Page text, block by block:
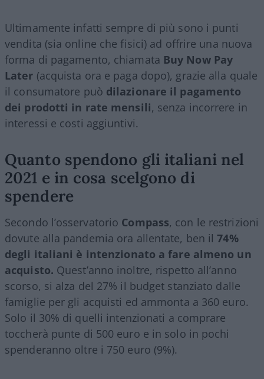
Ultimamente infatti sempre di più sono i punti
vendita (sia online che fisici) ad offrire una nuova
forma di pagamento, chiamata Buy Now Pay
Later (acquista ora e paga dopo), grazie alla quale
il consumatore può dilazionare il pagamento
dei prodotti in rate mensili, senza incorrere in
interessi e costi aggiuntivi.
Quanto spendono gli italiani nel
2021 e in cosa scelgono di
spendere
Secondo l’osservatorio Compass, con le restrizioni
dovute alla pandemia ora allentate, ben il74%
degli italiani è intenzionato a fare almeno un
acquisto. Quest’anno inoltre, rispetto all’anno
scorso, si alza del 27% il budget stanziato dalle
famiglie per gli acquisti ed ammonta a 360 euro.
Solo il 30% di quelli intenzionati a comprare
toccherà punte di 500 euro e in solo in pochi
spenderanno oltre i 750 euro (9%).